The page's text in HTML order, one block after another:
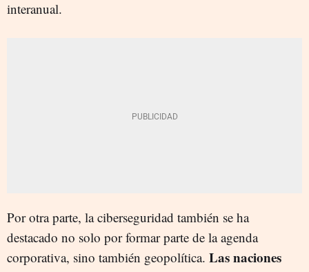
interanual.
Por otra parte, la ciberseguridad también se ha
destacado no solo por formar parte de la agenda
corporativa, sino también geopolítica. Las naciones